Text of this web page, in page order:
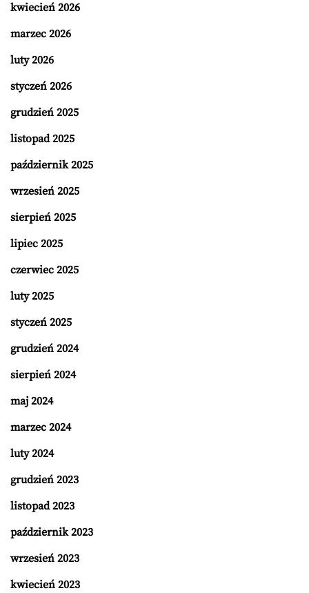
kwiecień 2026
marzec 2026
luty 2026
styczeń 2026
grudzień 2025
listopad 2025
październik 2025
wrzesień 2025
sierpień 2025
lipiec 2025
czerwiec 2025
luty 2025
styczeń 2025
grudzień 2024
sierpień 2024
maj 2024
marzec 2024
luty 2024
grudzień 2023
listopad 2023
październik 2023
wrzesień 2023
kwiecień 2023